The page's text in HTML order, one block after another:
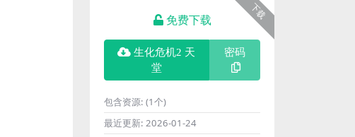
下载
免费下载
生化危机2 天
堂
密码
包含资源: (1个)
最近更新: 2026-01-24